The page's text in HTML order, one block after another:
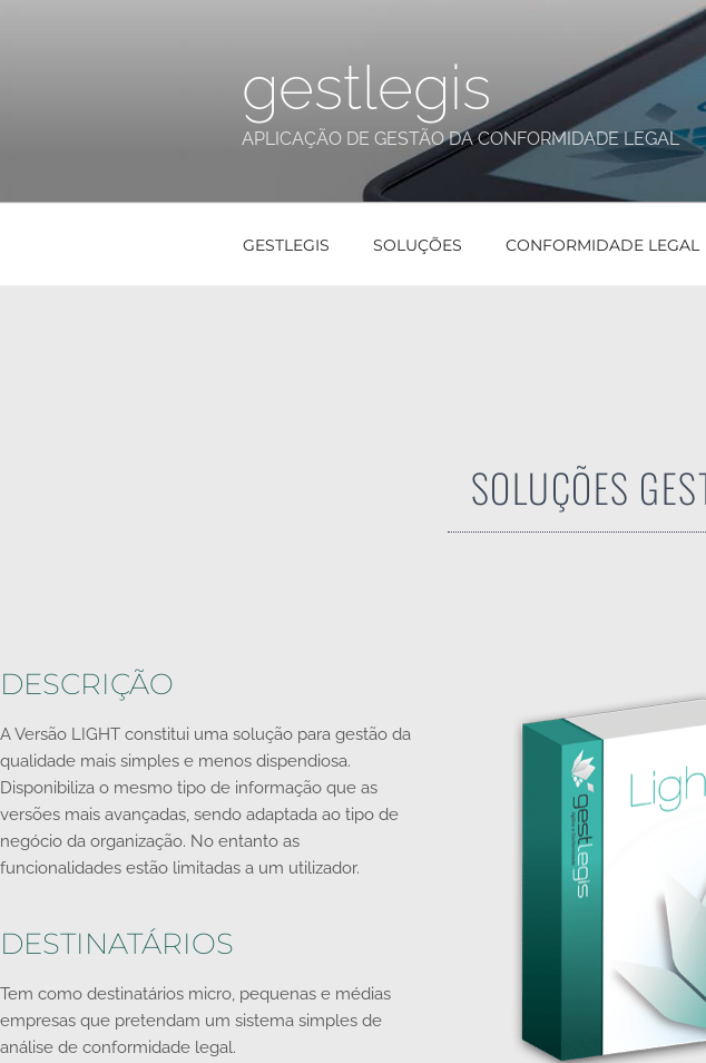
gestlegis
APLICAÇÃO DE GESTÃO DA CONFORMIDADE LEGAL
GESTLEGIS SOLUÇÕES CONFORMIDADE LEGAL
SOLUÇÕES
DESCRIÇÃO
A Versão LIGHT constitui uma solução para gestão da
qualidade mais simples e menos dispendiosa.
Disponibiliza o mesmo tipo de informação que as
versões mais avançadas, sendo adaptada ao tipo de
negócio da organização. No entanto as
funcionalidades estão limitadas a um utilizador.
DESTINATÁRIOS
Tem como destinatários micro, pequenas e médias
empresas que pretendam um sistema simples de
análise de conformidade legal.